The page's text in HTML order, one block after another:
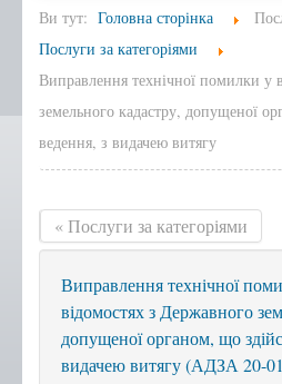
Головна
Інформація
Положення, Регламент
Структура
Графік роботи
Новини центру
міської ради
Сертифікати
Корисна інформація
Ви тут: Головна сторінка
Послуги за категоріями
Виправлення технічної помилки у
земельного кадастру, допущеної
ведення, з видачею витягу
« Послуги за категоріями
Виправлення технічної
відомостях з Державного
допущеної органом, що
видачею витягу (АДЗА 20-